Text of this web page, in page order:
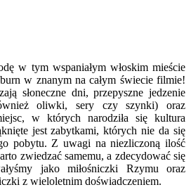
w tym wspaniałym włoskim mieście
w znanym na całym świecie filmie!
słoneczne dni, przepyszne jedzenie
oliwki, sery czy szynki) oraz
w których narodziła się kultura
jest zabytkami, których nie da się
pobytu. Z uwagi na niezliczoną ilość
zwiedzać samemu, a zdecydować się
jako miłośniczki Rzymu oraz
z wieloletnim doświadczeniem.